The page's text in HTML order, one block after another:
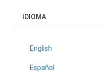
IDIOMA
English
Español